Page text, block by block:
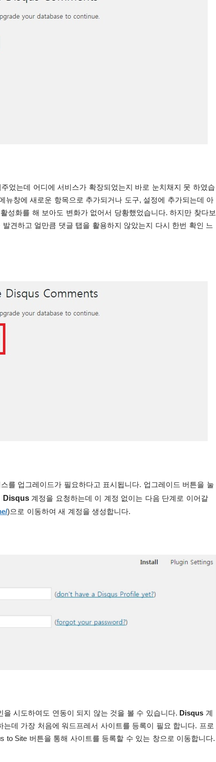
었는데 어디에 서비스가 확장되었는지 바로 눈치채지 못 하였습
뉴창에 새로운 항목으로 추가되거나 도구, 설정에 추가되는데 아
성화를 해 보아도 변화가 없어서 당황했었습니다. 하지만 찾다보
발견하고 얼만큼 댓글 탭을 활용하지 않았는지 다시 한번 확인 느
를 업그레이드가 필요하다고 표시됩니다. 업그레이드 버튼을 눌
Disqus 계정을 요청하는데 이 계정 없이는 다음 단계로 이어갈
)으로 이동하여 새 계정을 생성합니다.
시도하여도 연동이 되지 않는 것을 볼 수 있습니다. Disqus 계
데 가장 처음에 워드프레서 사이트를 등록이 필요 합니다. 프로
to Site 버튼을 통해 사이트를 등록할 수 있는 창으로 이동합니다.